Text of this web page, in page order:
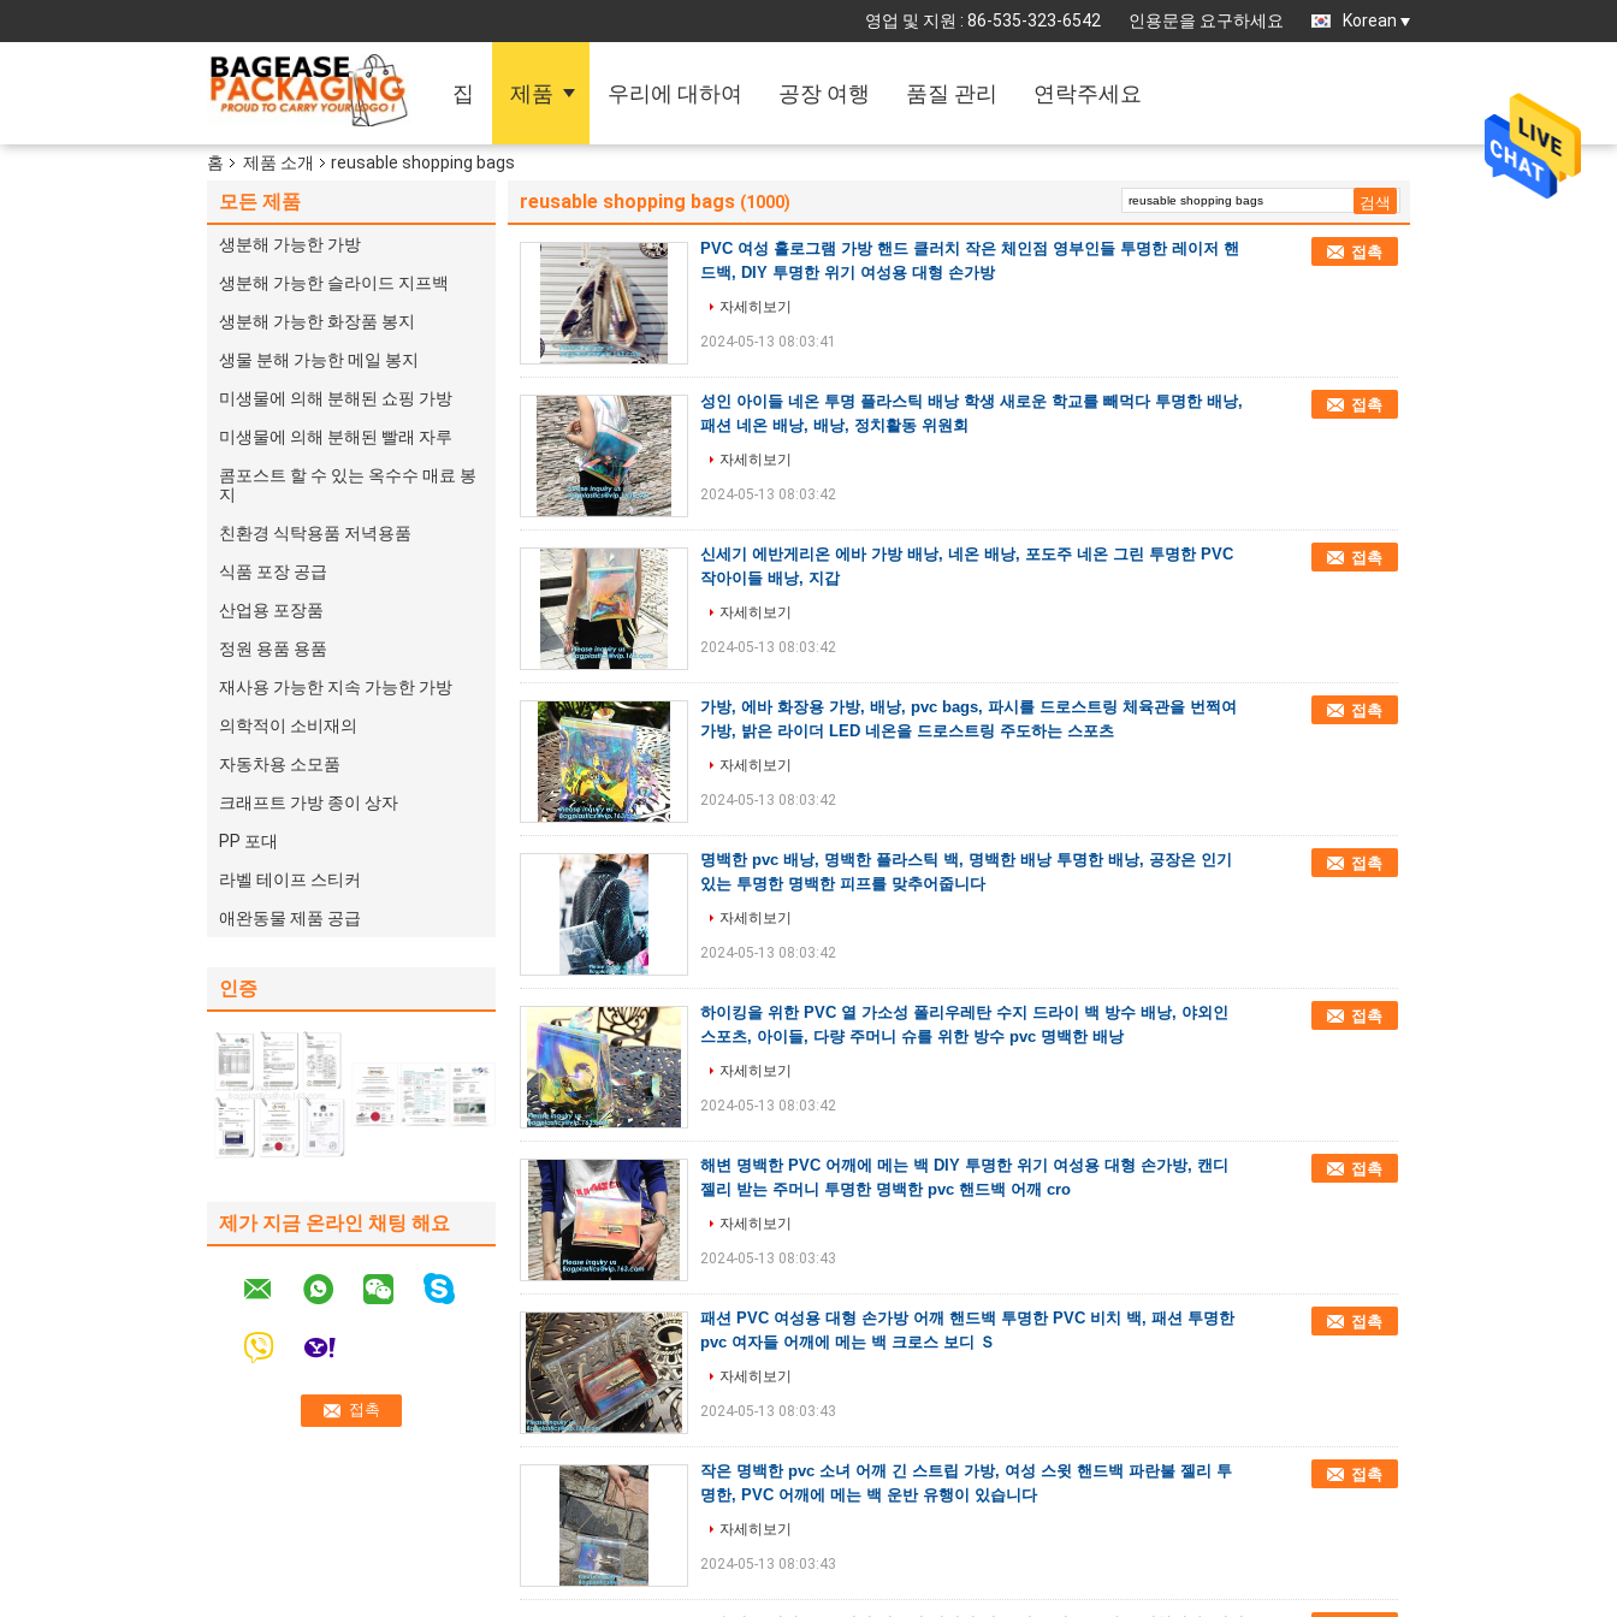
영업 및 지원 : 86-535-323-6542 인용문을 요구하세요 Korean
집 제품 우리에 대하여 공장 여행 품질 관리 연락주세요
홈 제품 소개 reusable shopping bags
모든 제품
생분해 가능한 가방
생분해 가능한 슬라이드 지프백
생분해 가능한 화장품 봉지
생물 분해 가능한 메일 봉지
미생물에 의해 분해된 쇼핑 가방
미생물에 의해 분해된 빨래 자루
콤포스트 할 수 있는 옥수수 매료 봉
지
친환경 식탁용품 저녁용품
식품 포장 공급
산업용 포장품
정원 용품 용품
재사용 가능한 지속 가능한 가방
의학적이 소비재의
자동차용 소모품
크래프트 가방 종이 상자
PP 포대
라벨 테이프 스티커
애완동물 제품 공급
인증
제가 지금 온라인 채팅 해요
reusable shopping bags (1000)
PVC 여성 홀로그램 가방 핸드 클러치 작은 체인점 영부인들 투명한 레이저 핸
드백, DIY 투명한 위기 여성용 대형 손가방
접촉
자세히보기
2024-05-13 08:03:41
성인 아이들 네온 투명 플라스틱 배낭 학생 새로운 학교를 빼먹다 투명한 배낭,
패션 네온 배낭, 배낭, 정치활동 위원회
접촉
자세히보기
2024-05-13 08:03:42
신세기 에반게리온 에바 가방 배낭, 네온 배낭, 포도주 네온 그린 투명한 PVC
작아이들 배낭, 지갑
접촉
자세히보기
2024-05-13 08:03:42
가방, 에바 화장용 가방, 배낭, pvc bags, 파시를 드로스트링 체육관을 번쩍여
가방, 밝은 라이더 LED 네온을 드로스트링 주도하는 스포츠
접촉
자세히보기
2024-05-13 08:03:42
명백한 pvc 배낭, 명백한 플라스틱 백, 명백한 배낭 투명한 배낭, 공장은 인기
있는 투명한 명백한 피프를 맞추어줍니다
접촉
자세히보기
2024-05-13 08:03:42
하이킹을 위한 PVC 열 가소성 폴리우레탄 수지 드라이 백 방수 배낭, 야외인
스포츠, 아이들, 다량 주머니 슈를 위한 방수 pvc 명백한 배낭
접촉
자세히보기
2024-05-13 08:03:42
해변 명백한 PVC 어깨에 메는 백 DIY 투명한 위기 여성용 대형 손가방, 캔디
젤리 받는 주머니 투명한 명백한 pvc 핸드백 어깨 cro
접촉
자세히보기
2024-05-13 08:03:43
패션 PVC 여성용 대형 손가방 어깨 핸드백 투명한 PVC 비치 백, 패션 투명한
pvc 여자들 어깨에 메는 백 크로스 보디 Ｓ
접촉
자세히보기
2024-05-13 08:03:43
작은 명백한 pvc 소녀 어깨 긴 스트립 가방, 여성 스윗 핸드백 파란불 젤리 투
명한, PVC 어깨에 메는 백 운반 유행이 있습니다
접촉
자세히보기
2024-05-13 08:03:43